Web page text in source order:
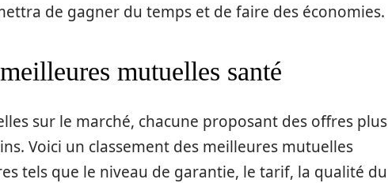
de gagner du temps et de faire des économies.
mutuelles santé
sur le marché, chacune proposant des offres plus
Voici un classement des meilleures mutuelles
tels que le niveau de garantie, le tarif, la qualité du